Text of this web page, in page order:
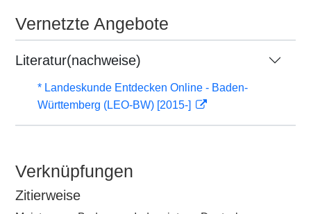
Vernetzte Angebote
Literatur(nachweise)
* Landeskunde Entdecken Online - Baden-
Württemberg (LEO-BW) [2015-]
Verknüpfungen
Zitierweise